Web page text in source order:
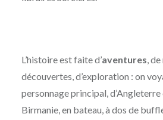
L’histoire est faite d’aventures,
découvertes, d’exploration : on
personnage principal, d’Angleterre
Birmanie, en bateau, à dos de